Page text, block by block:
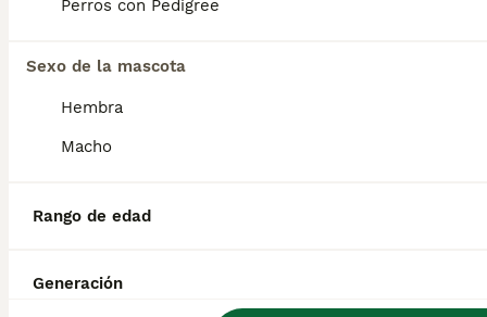
Perros con Pedigree
Sexo de la mascota
Hembra
Macho
Rango de edad
Generación
las hembras, 60.
¿Qué causa la piel azulada
azul de gascuña?